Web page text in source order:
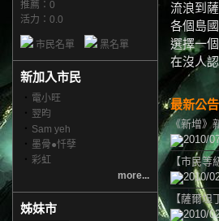
推薦： 0
活力：0.0
市民名單 黑名單
新加入市民
‧ 電小旺
‧ 翌昀
‧ Sam yeh
‧ 墨骨●忏孽
‧ 彩虹
more...
姊妹市
流浪到
各個島
選擇一
在沒人
最新公告
《新增》
2010/
【市民等
2010/
【薩爾坦
2010/